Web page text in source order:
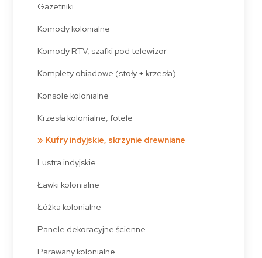
Gazetniki
Komody kolonialne
Komody RTV, szafki pod telewizor
Komplety obiadowe (stoły + krzesła)
Konsole kolonialne
Krzesła kolonialne, fotele
Kufry indyjskie, skrzynie drewniane
Lustra indyjskie
Ławki kolonialne
Łóżka kolonialne
Panele dekoracyjne ścienne
Parawany kolonialne